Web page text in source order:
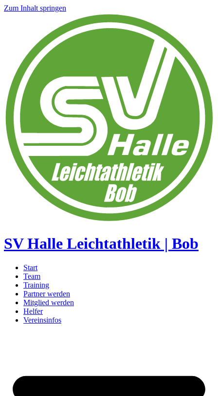
Zum Inhalt springen
SV Halle Leichtathletik | Bob
Start
Team
Training
Partner werden
Mitglied werden
Helfer
Vereinsinfos